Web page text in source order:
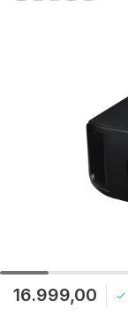
16.999,00